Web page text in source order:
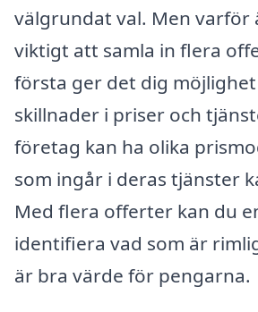
välgrundat val. Men varför
viktigt att samla in flera
första ger det dig
skillnader i priser och
företag kan ha olika
som ingår i deras tjänster
Med flera offerter kan du
identifiera vad som är
är bra värde för pengarna.